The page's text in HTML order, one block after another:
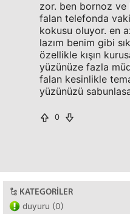
zor. ben bornoz ve
falan telefonda
kokusu oluyor. en
lazım benim gibi
özellikle kışın
yüzünüze fazla
falan kesinlikle
yüzünüzü
0
KATEGORILER
duyuru (0)